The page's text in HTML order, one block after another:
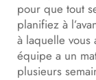
pour que tout
planifiez à
à laquelle vous
équipe a un
plusieurs